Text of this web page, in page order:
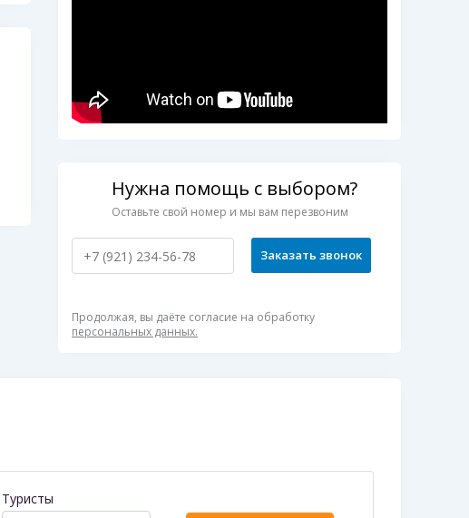
Нужна помощь с выбором?
Оставьте свой номер и мы вам перезвоним
Заказать звонок
Продолжая, вы даёте согласие на обработку
персональных данных.
Туристы